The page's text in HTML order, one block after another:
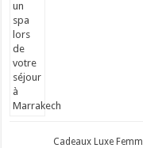
Cadeaux Luxe